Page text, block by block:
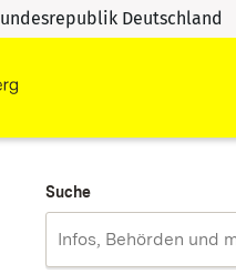
Deutschland
Suche